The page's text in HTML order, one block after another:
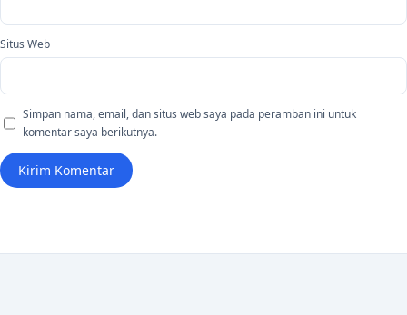
Situs Web
Simpan nama, email, dan situs web saya pada peramban ini untuk
komentar saya berikutnya.